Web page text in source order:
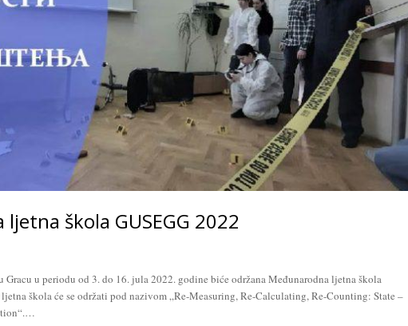
škola GUSEGG 2022
u periodu od 3. do 16. jula 2022. godine biće održana Međunarodna ljetna škola
škola će se održati pod nazivom „Re-Measuring, Re-Calculating, Re-Counting: State –